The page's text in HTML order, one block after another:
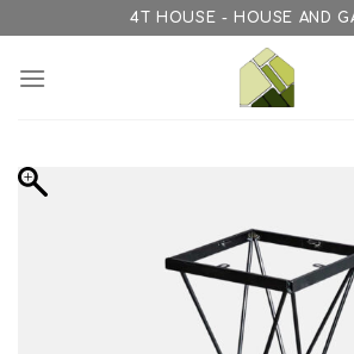
to
content
4T HOUSE - HOUSE AND